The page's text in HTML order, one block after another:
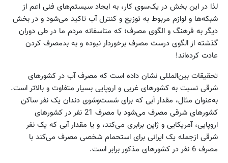
لذا در این بخش در یک‌سوی کار، به ایجاد سیستم‌های فنی اعم از
شبکه‌ها و لوازم مربوط به توزیع و کنترل آب تاکید می‌شود و در بخش
دیگر به فرهنگ و الگوی مصرف؛ که متاسفانه مردم ما در طی دوران
گذشته از الگوی درست مصرف برخوردار نبوده و به بدمصرف کردن
عادت کرده‌اند!
تحقیقات بین‌المللی نشان داده است که مصرف آب در کشورهای
شرقی نسبت به کشورهای غربی و اروپایی بسیار متفاوت و بالاتر است.
به‌عنوان مثال، مقدار آبی که برای شست‌وشوی دندان یک نفر ساکن
کشورهای شرقی مصرف می‌شود با مصرف 21 نفر در کشورهای
اروپایی، آمریکایی و ژاپن برابری می‌کند، و یا مقدار آبی که یک نفر
شرقی ازجمله یک ایرانی برای استحمام شخصی مصرف می‌کند با
مصرف 6 نفر در کشورهای مذکور برابر است.